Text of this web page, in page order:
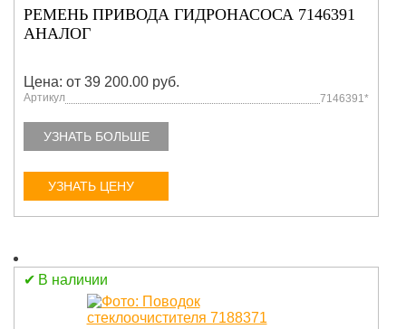
РЕМЕНЬ ПРИВОДА ГИДРОНАСОСА 7146391
АНАЛОГ
Цена: от 39 200.00 руб.
Артикул 7146391*
УЗНАТЬ БОЛЬШЕ
УЗНАТЬ ЦЕНУ
В наличии